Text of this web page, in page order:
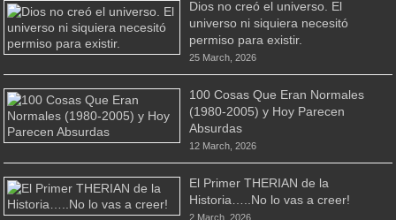
Dios no creó el universo. El
universo ni siquiera necesitó
permiso para existir.
25 March, 2026
100 Cosas Que Eran Normales
(1980-2005) y Hoy Parecen
Absurdas
12 March, 2026
El Primer THERIAN de la
Historia…..No lo vas a creer!
2 March, 2026